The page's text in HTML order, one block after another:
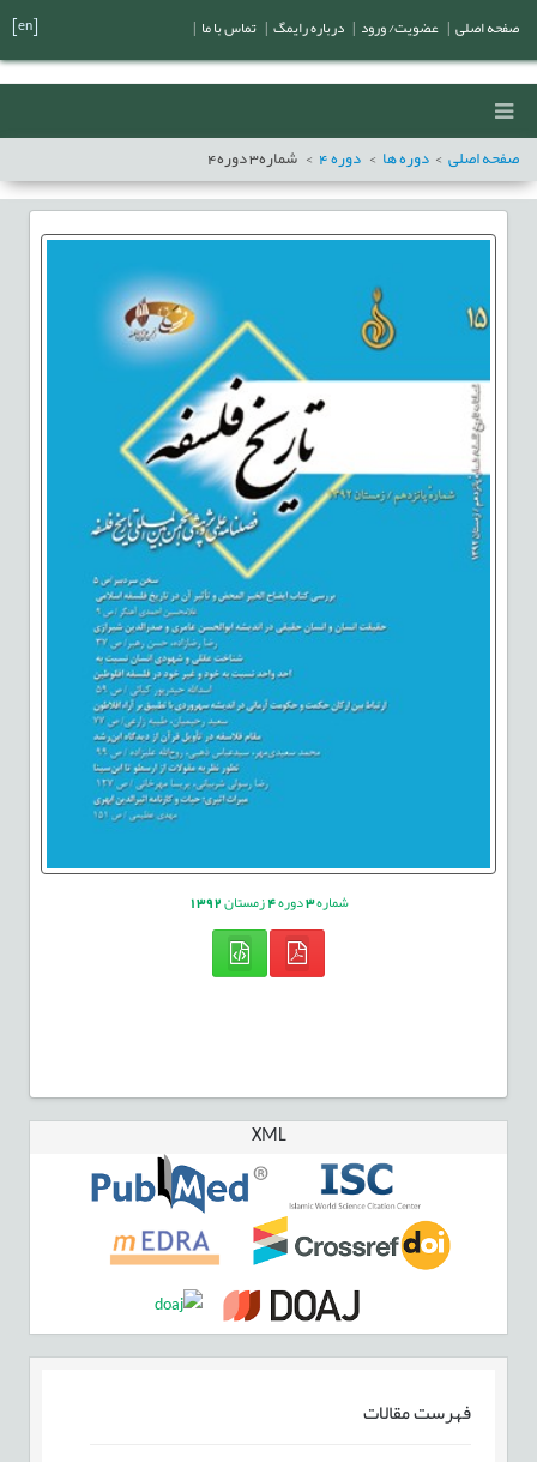
صفحه اصلی دوره ها دوره4 شماره3دوره4
شماره3دوره4زمستان1392
XML
فهرست مقالات
صفحه اصلی عضویت/ ورود درباره رایمگ تماس با ما